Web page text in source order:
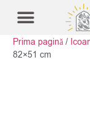
Prima pagină /
82×51 cm